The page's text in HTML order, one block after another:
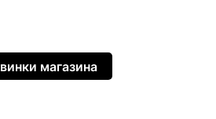
магазина